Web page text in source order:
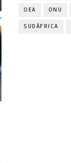
OEA ONU
SUDÁFRICA